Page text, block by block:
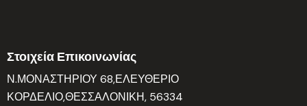
Στοιχεία Επικοινωνίας
Ν.ΜΟΝΑΣΤΗΡΙΟΥ 68,ΕΛΕΥΘΕΡΙΟ
ΚΟΡΔΕΛΙΟ,ΘΕΣΣΑΛΟΝΙΚΗ, 56334